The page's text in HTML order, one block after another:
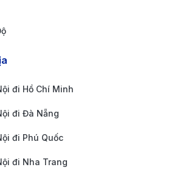
hàng không khác nhau, giúp
được vé máy bay phù hợp với
đáp ứng nhu cầu của từng
dễ dàng:
đi Hồ Chí Minh
đi Đà Nẵng
đi Phú Quốc
đi Nha Trang